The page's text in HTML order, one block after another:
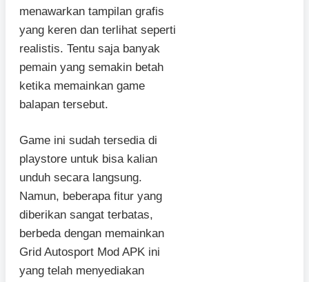
menawarkan tampilan grafis
yang keren dan terlihat seperti
realistis. Tentu saja banyak
pemain yang semakin betah
ketika memainkan game
balapan tersebut.
Game ini sudah tersedia di
playstore untuk bisa kalian
unduh secara langsung.
Namun, beberapa fitur yang
diberikan sangat terbatas,
berbeda dengan memainkan
Grid Autosport Mod APK ini
yang telah menyediakan